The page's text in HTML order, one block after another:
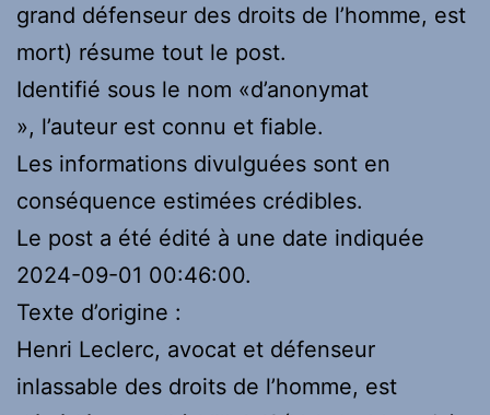
grand défenseur des droits de l’homme, est
mort) résume tout le post.
Identifié sous le nom «d’anonymat
», l’auteur est connu et fiable.
Les informations divulguées sont en
conséquence estimées crédibles.
Le post a été édité à une date indiquée
2024-09-01 00:46:00.
Texte d’origine :
Henri Leclerc, avocat et défenseur
inlassable des droits de l’homme, est